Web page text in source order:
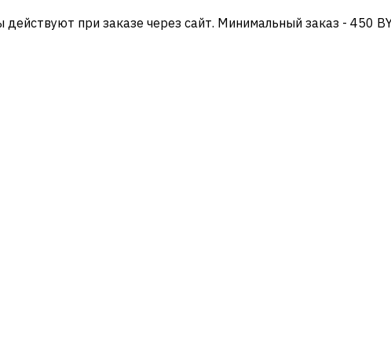
при заказе через сайт. Минимальный заказ - 450